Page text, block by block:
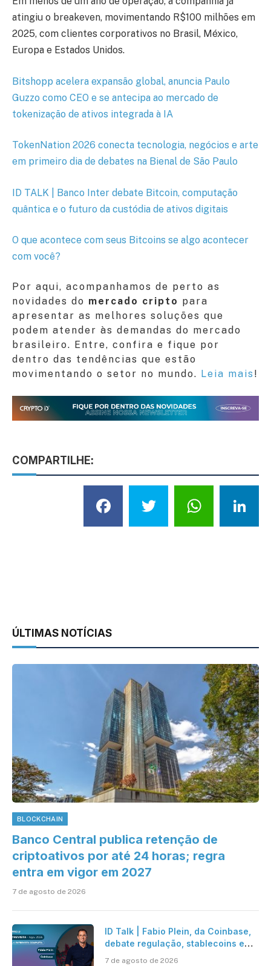
atingiu o breakeven, movimentando R$100 milhões em
2025, com clientes corporativos no Brasil, México,
Europa e Estados Unidos.
Bitshopp acelera expansão global, anuncia Paulo
Guzzo como CEO e se antecipa ao mercado de
tokenização de ativos integrada à IA
TokenNation 2026 conecta tecnologia, negócios e arte
em primeiro dia de debates na Bienal de São Paulo
ID TALK | Banco Inter debate Bitcoin, computação
quântica e o futuro da custódia de ativos digitais
O que acontece com seus Bitcoins se algo acontecer
com você?
Por aqui, acompanhamos de perto as
novidades do mercado cripto para
apresentar as melhores soluções que
podem atender às demandas do mercado
brasileiro. Entre, confira e fique por
dentro das tendências que estão
movimentando o setor no mundo. Leia mais !
COMPARTILHE:
Facebook
Twitter
ÚLTIMAS NOTÍCIAS
BLOCKCHAIN
Banco Central publica retenção de
criptoativos por até 24 horas; regra
entra em vigor em 2027
7 de agosto de 2026
ID Talk | Fabio Plein, da Coinbase,
debate regulação, stablecoins e
7 de agosto de 2026